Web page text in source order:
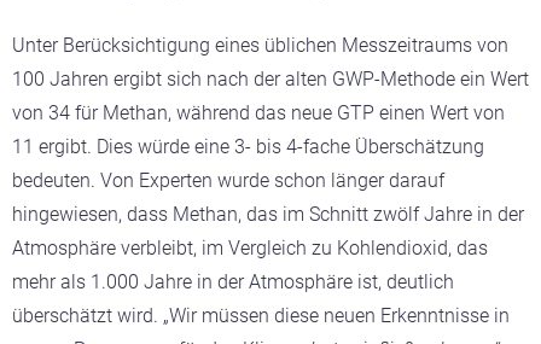
Unter Berücksichtigung eines üblichen Messzeitraums von
100 Jahren ergibt sich nach der alten GWP-Methode ein Wert
von 34 für Methan, während das neue GTP einen Wert von
11 ergibt. Dies würde eine 3- bis 4-fache Überschätzung
bedeuten. Von Experten wurde schon länger darauf
hingewiesen, dass Methan, das im Schnitt zwölf Jahre in der
Atmosphäre verbleibt, im Vergleich zu Kohlendioxid, das
mehr als 1.000 Jahre in der Atmosphäre ist, deutlich
überschätzt wird. „Wir müssen diese neuen Erkenntnisse in